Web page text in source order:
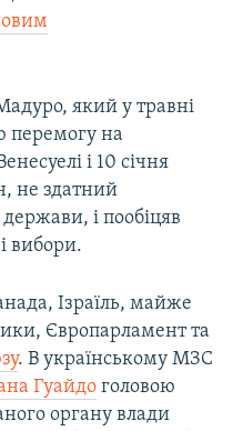
який у травні
перемогу на
і 10 січня
не здатний
і пообіцяв
вибори.
Ізраїль, майже
Європарламент та
. В українському МЗС
Гуайдо головою
органу влади